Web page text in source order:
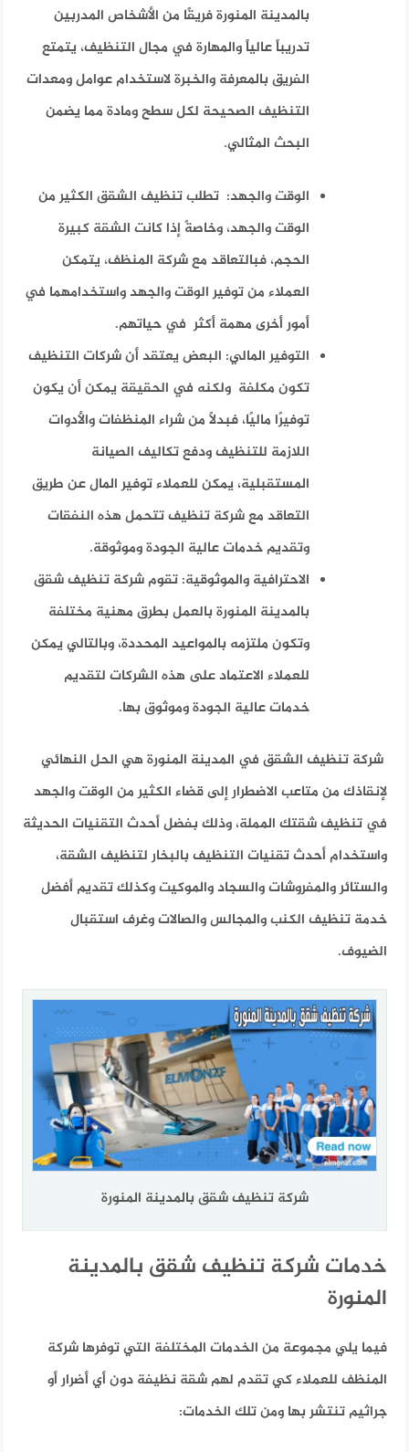
بالمدينة المنورة فريقًا من الأشخاص المدربين
تدريباً عالياً والمهارة في مجال التنظيف، يتمتع
الفريق بالمعرفة والخبرة لاستخدام عوامل ومعدات
التنظيف الصحيحة لكل سطح ومادة مما يضمن
البحث المثالي.
الوقت والجهد: تطلب تنظيف الشقق الكثير من
الوقت والجهد، وخاصةً إذا كانت الشقة كبيرة
الحجم، فبالتعاقد مع شركة المنظف، يتمكن
العملاء من توفير الوقت والجهد واستخدامهما في
أمور أخرى مهمة أكثر في حياتهم.
التوفير المالي: البعض يعتقد أن شركات التنظيف
تكون مكلفة ولكنه في الحقيقة يمكن أن يكون
توفيرًا ماليًا، فبدلاً من شراء المنظفات والأدوات
اللازمة للتنظيف ودفع تكاليف الصيانة
المستقبلية، يمكن للعملاء توفير المال عن طريق
التعاقد مع شركة تنظيف تتحمل هذه النفقات
وتقديم خدمات عالية الجودة وموثوقة.
الاحترافية والموثوقية: تقوم شركة تنظيف شقق
بالمدينة المنورة بالعمل بطرق مهنية مختلفة
وتكون ملتزمه بالمواعيد المحددة، وبالتالي يمكن
للعملاء الاعتماد على هذه الشركات لتقديم
خدمات عالية الجودة وموثوق بها.
شركة تنظيف الشقق في المدينة المنورة هي الحل النهائي
لإنقاذك من متاعب الاضطرار إلى قضاء الكثير من الوقت والجهد
في تنظيف شقتك المملة، وذلك بفضل أحدث التقنيات الحديثة
واستخدام أحدث تقنيات التنظيف بالبخار لتنظيف الشقة،
والستائر والمفروشات والسجاد والموكيت وكذلك تقديم أفضل
خدمة تنظيف الكنب والمجالس والصالات وغرف استقبال
الضيوف.
شركة تنظيف شقق بالمدينة المنورة
خدمات شركة تنظيف شقق بالمدينة
المنورة
فيما يلي مجموعة من الخدمات المختلفة التي توفرها شركة
المنظف للعملاء كي تقدم لهم شقة نظيفة دون أي أضرار أو
جراثيم تنتشر بها ومن تلك الخدمات: